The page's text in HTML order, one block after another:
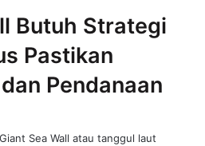
Butuh Strategi
Pastikan
Pendanaan
Sea Wall atau tanggul laut